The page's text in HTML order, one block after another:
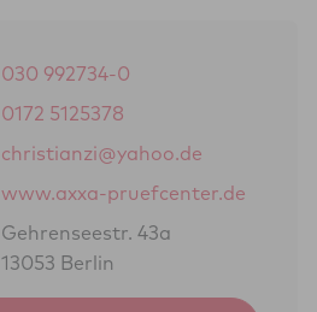
030 992734-0
0172 5125378
christianzi@yahoo.de
www.axxa-pruefcenter.de
Gehrenseestr. 43a
13053 Berlin